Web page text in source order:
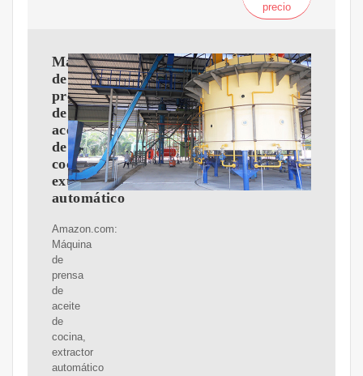
precio
Máquina
de
prensa
de
aceite
de
cocina,
extractor
automático
Amazon.com:
Máquina
de
prensa
de
aceite
de
cocina,
extractor
automático